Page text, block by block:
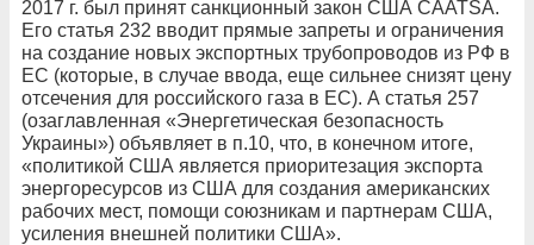
2017 г. был принят санкционный закон США CAATSA.
Его статья 232 вводит прямые запреты и ограничения
на создание новых экспортных трубопроводов из РФ в
ЕС (которые, в случае ввода, еще сильнее снизят цену
отсечения для российского газа в ЕС). А статья 257
(озаглавленная «Энергетическая безопасность
Украины») объявляет в п.10, что, в конечном итоге,
«политикой США является приоритезация экспорта
энергоресурсов из США для создания американских
рабочих мест, помощи союзникам и партнерам США,
усиления внешней политики США».